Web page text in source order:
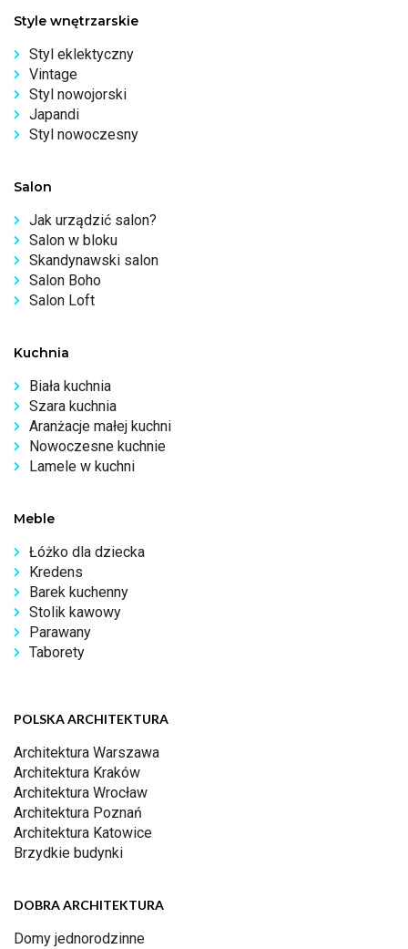
Style wnętrzarskie
Styl eklektyczny
Vintage
Styl nowojorski
Japandi
Styl nowoczesny
Salon
Jak urządzić salon?
Salon w bloku
Skandynawski salon
Salon Boho
Salon Loft
Kuchnia
Biała kuchnia
Szara kuchnia
Aranżacje małej kuchni
Nowoczesne kuchnie
Lamele w kuchni
Meble
Łóżko dla dziecka
Kredens
Barek kuchenny
Stolik kawowy
Parawany
Taborety
POLSKA ARCHITEKTURA
Architektura Warszawa
Architektura Kraków
Architektura Wrocław
Architektura Poznań
Architektura Katowice
Brzydkie budynki
DOBRA ARCHITEKTURA
Domy jednorodzinne